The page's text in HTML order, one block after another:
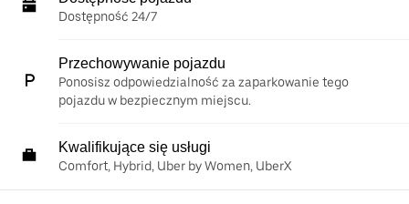
Dostępność 24/7
Przechowywanie pojazdu
Ponosisz odpowiedzialność za zaparkowanie tego
pojazdu w bezpiecznym miejscu.
Kwalifikujące się usługi
Comfort, Hybrid, Uber by Women, UberX